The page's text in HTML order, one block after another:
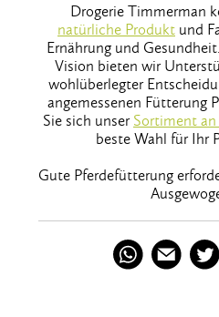
Drogerie Timmerman
natürliche Produkt und
Ernährung und
Vision bieten wir
wohlüberlegter
angemessenen Fütterung
Sie sich unser Sortiment
beste Wahl für Ihr
Gute Pferdefütterung